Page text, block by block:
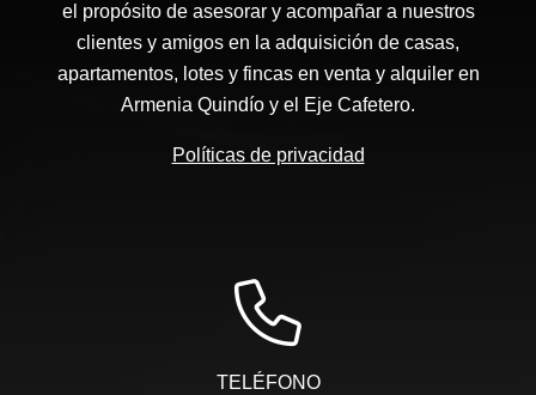
el propósito de asesorar y acompañar a nuestros
clientes y amigos en la adquisición de casas,
apartamentos, lotes y fincas en venta y alquiler en
Armenia Quindío y el Eje Cafetero.
Políticas de privacidad
TELÉFONO